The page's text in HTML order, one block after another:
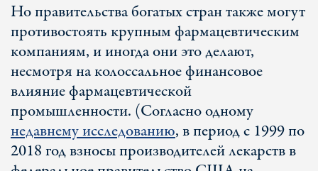
Но правительства богатых стран также могут
противостоять крупным фармацевтическим
компаниям, и иногда они это делают,
несмотря на колоссальное финансовое
влияние фармацевтической
промышленности. (Согласно одному
недавнему исследованию, в период с 1999 по
2018 год взносы производителей лекарств в